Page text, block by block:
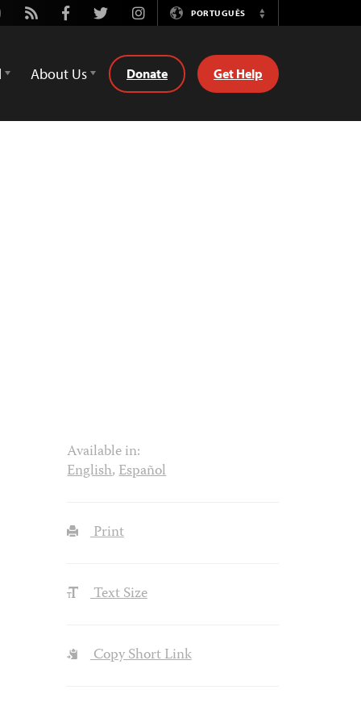
Rss FacebookTwitterInstagramPORTUGUÊS
Switch
About Us Donate Get Help
Available in:
English,Español
Print
Text Size
Copy Short Link